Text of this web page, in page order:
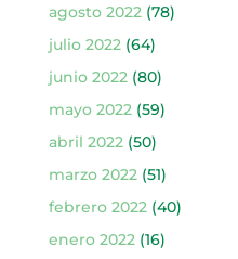
agosto 2022 (78)
julio 2022 (64)
junio 2022 (80)
mayo 2022 (59)
abril 2022 (50)
marzo 2022 (51)
febrero 2022 (40)
enero 2022 (16)